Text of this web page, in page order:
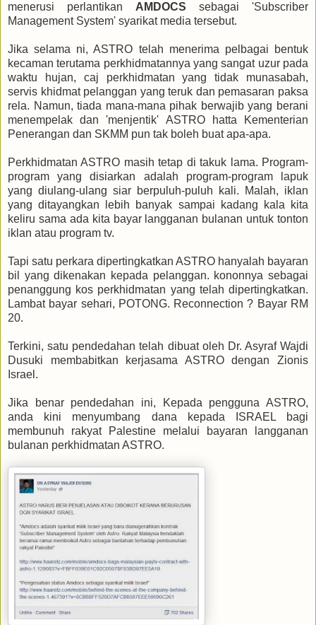
menerusi perlantikan AMDOCS sebagai 'Subscriber
Management System' syarikat media tersebut.
Jika selama ni, ASTRO telah menerima pelbagai bentuk
kecaman terutama perkhidmatannya yang sangat uzur pada
waktu hujan, caj perkhidmatan yang tidak munasabah,
servis khidmat pelanggan yang teruk dan pemasaran paksa
rela. Namun, tiada mana-mana pihak berwajib yang berani
menempelak dan 'menjentik' ASTRO hatta Kementerian
Penerangan dan SKMM pun tak boleh buat apa-apa.
Perkhidmatan ASTRO masih tetap di takuk lama. Program-
program yang disiarkan adalah program-program lapuk
yang diulang-ulang siar berpuluh-puluh kali. Malah, iklan
yang ditayangkan lebih banyak sampai kadang kala kita
keliru sama ada kita bayar langganan bulanan untuk tonton
iklan atau program tv.
Tapi satu perkara dipertingkatkan ASTRO hanyalah bayaran
bil yang dikenakan kepada pelanggan. kononnya sebagai
penanggung kos perkhidmatan yang telah dipertingkatkan.
Lambat bayar sehari, POTONG. Reconnection ? Bayar RM
20.
Terkini, satu pendedahan telah dibuat oleh Dr. Asyraf Wajdi
Dusuki membabitkan kerjasama ASTRO dengan Zionis
Israel.
Jika benar pendedahan ini, Kepada pengguna ASTRO,
anda kini menyumbang dana kepada ISRAEL bagi
membunuh rakyat Palestine melalui bayaran langganan
bulanan perkhidmatan ASTRO.